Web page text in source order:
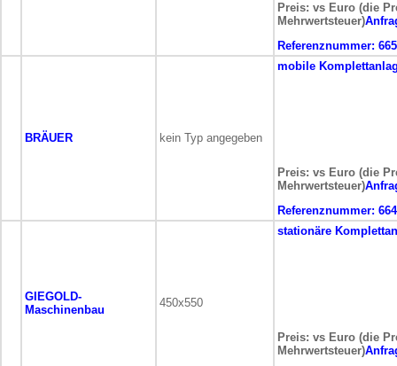
Preis: vs Euro (die
Mehrwertsteuer)
Referenznummer:
BRÄUER kein Typ angegeben
mobile
Preis: vs Euro (die
Mehrwertsteuer)
Referenznummer:
GIEGOLD-
Maschinenbau
450x550
stationäre
Preis: vs Euro (die
Mehrwertsteuer)